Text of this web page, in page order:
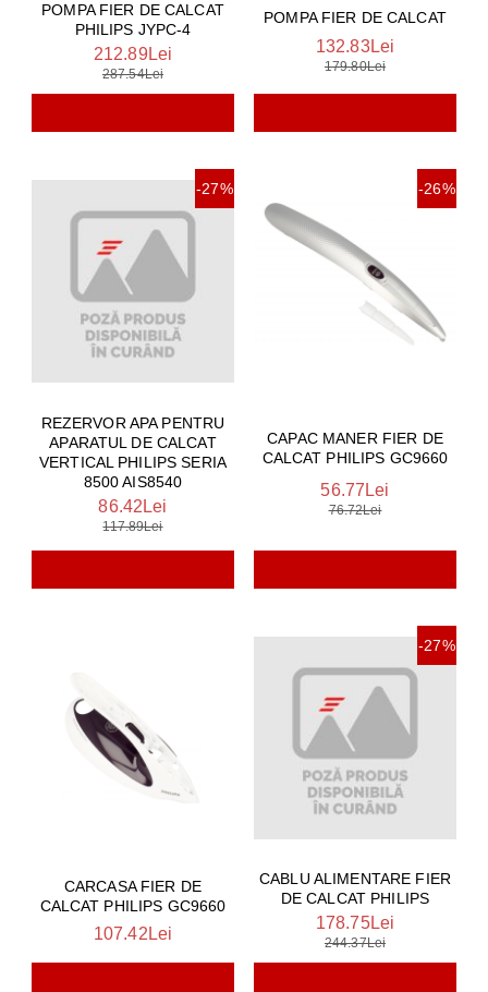
POMPA FIER DE CALCAT
PHILIPS JYPC-4
212.89Lei
287.54Lei
POMPA FIER DE CALCAT
132.83Lei
179.80Lei
-27%
REZERVOR APA PENTRU
APARATUL DE CALCAT
VERTICAL PHILIPS SERIA
8500 AIS8540
86.42Lei
117.89Lei
-26%
CAPAC MANER FIER DE
CALCAT PHILIPS GC9660
56.77Lei
76.72Lei
CARCASA FIER DE
CALCAT PHILIPS GC9660
107.42Lei
-27%
CABLU ALIMENTARE FIER
DE CALCAT PHILIPS
178.75Lei
244.37Lei